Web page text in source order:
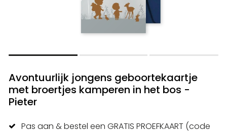
Avontuurlijk jongens geboortekaartje
met broertjes kamperen in het bos -
Pieter
Pas aan & bestel een GRATIS PROEFKAART (code